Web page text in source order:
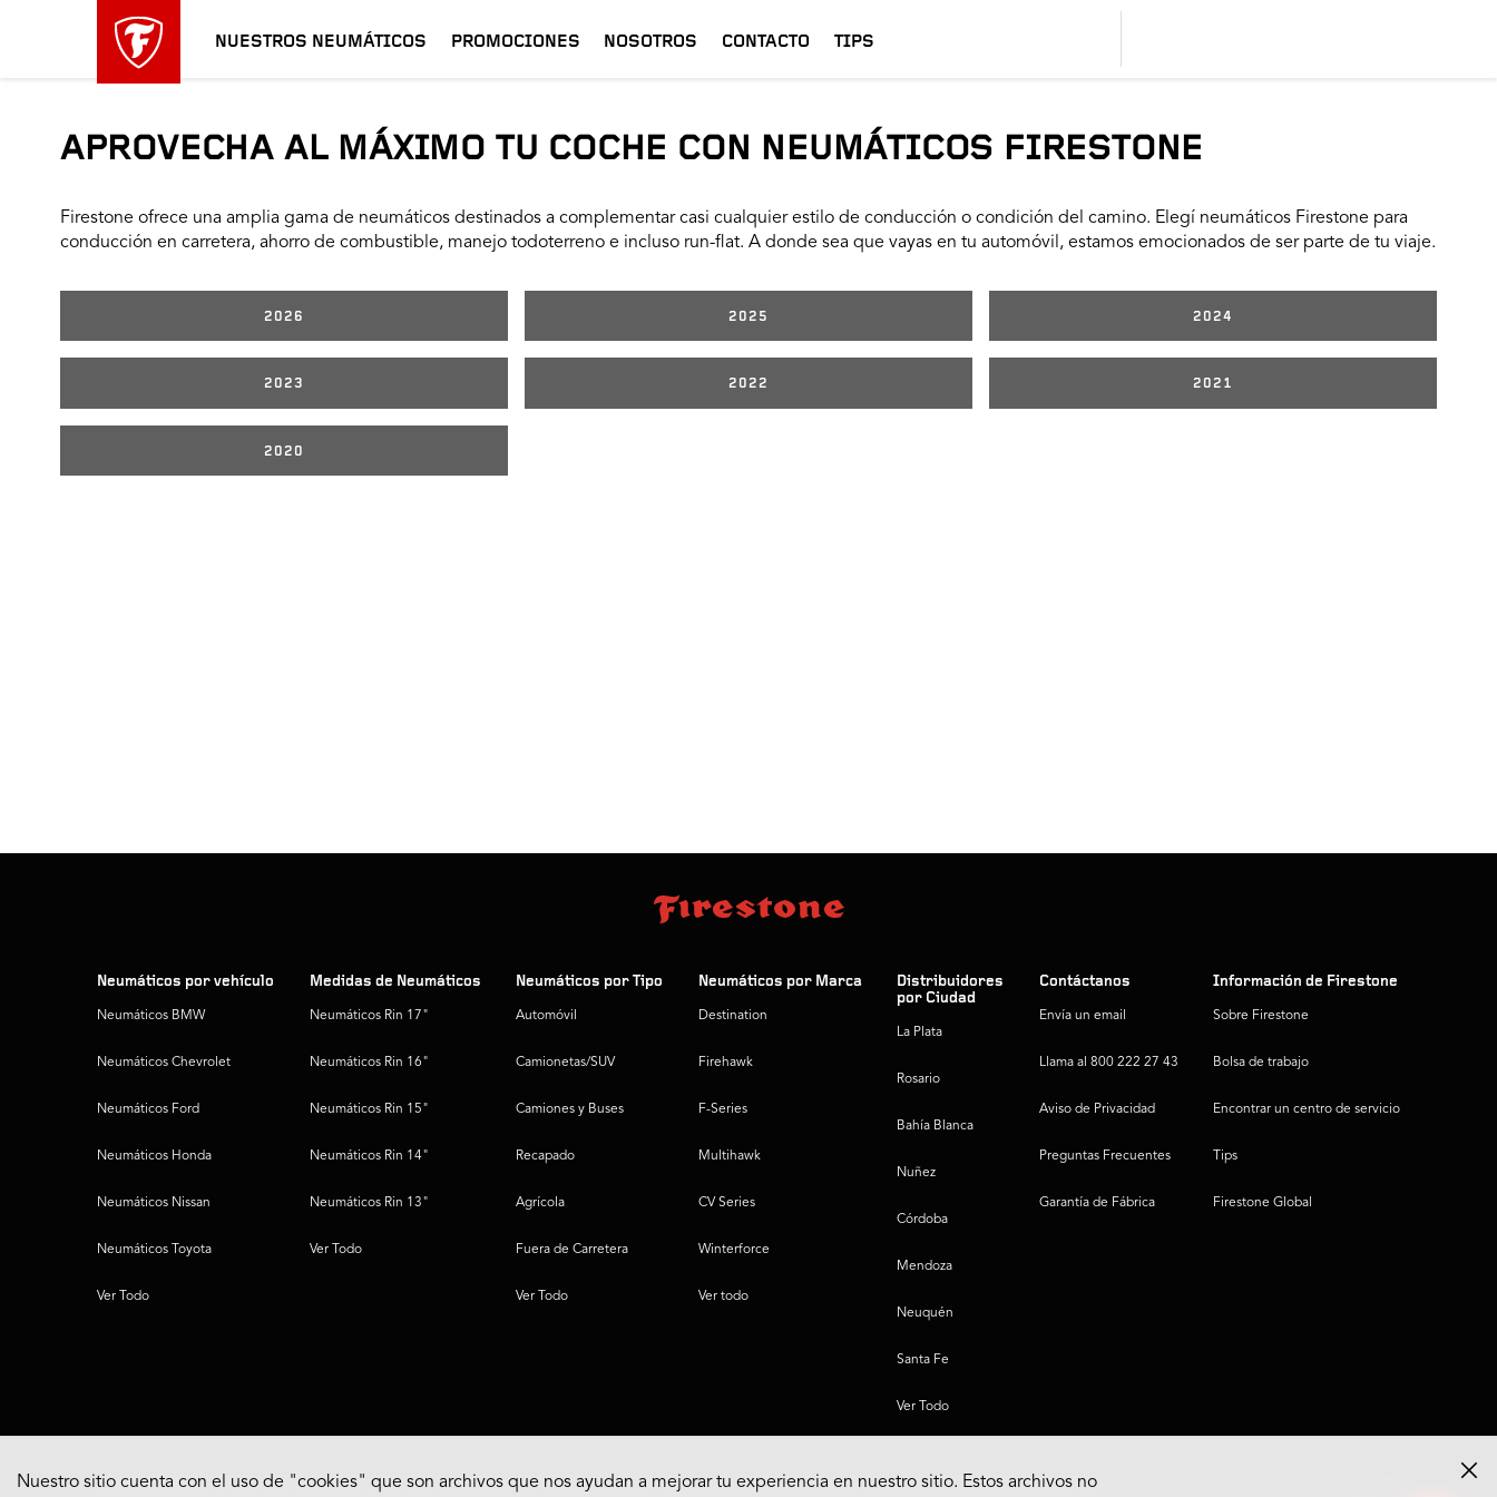
NUESTROS NEUMÁTICOS PROMOCIONES NOSOTROS CONTACTO TIPS
APROVECHA AL MÁXIMO TU COCHE CON NEUMÁTICOS FIRESTONE
Firestone ofrece una amplia gama de neumáticos destinados a complementar casi cualquier estilo de conducción o condición del camino. Elegí neumáticos Firestone para
conducción en carretera, ahorro de combustible, manejo todoterreno e incluso run-flat. A donde sea que vayas en tu automóvil, estamos emocionados de ser parte de tu viaje.
2026 2025 2024
2023 2022 2021
2020
Neumáticos por vehículo
Neumáticos BMW
Neumáticos Chevrolet
Neumáticos Ford
Neumáticos Honda
Neumáticos Nissan
Neumáticos Toyota
Ver Todo
Medidas de Neumáticos
Neumáticos Rin 17"
Neumáticos Rin 16"
Neumáticos Rin 15"
Neumáticos Rin 14"
Neumáticos Rin 13"
Ver Todo
Neumáticos por Tipo
Automóvil
Camionetas/SUV
Camiones y Buses
Recapado
Agrícola
Fuera de Carretera
Ver Todo
Neumáticos por Marca
Destination
Firehawk
F-Series
Multihawk
CV Series
Winterforce
Ver todo
Distribuidores
por Ciudad
La Plata
Rosario
Bahía Blanca
Nuñez
Córdoba
Mendoza
Neuquén
Santa Fe
Ver Todo
Contáctanos
Envía un email
Llama al 800 222 27 43
Aviso de Privacidad
Preguntas Frecuentes
Garantía de Fábrica
Información de Firestone
Sobre Firestone
Bolsa de trabajo
Encontrar un centro de servicio
Tips
Firestone Global
Nuestro sitio cuenta con el uso de "cookies" que son archivos que nos ayudan a mejorar tu experiencia en nuestro sitio. Estos archivos no